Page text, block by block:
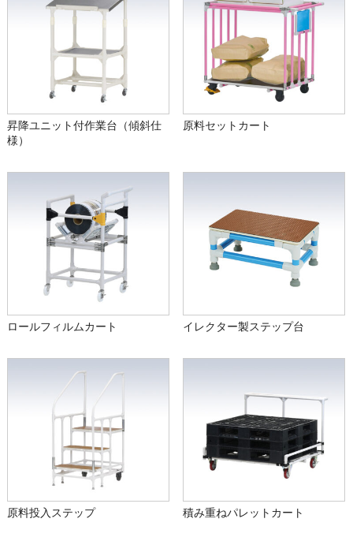
昇降ユニット付作業台（傾斜仕
様）
原料セットカート
ロールフィルムカート イレクター製ステップ台
原料投入ステップ 積み重ねパレットカート